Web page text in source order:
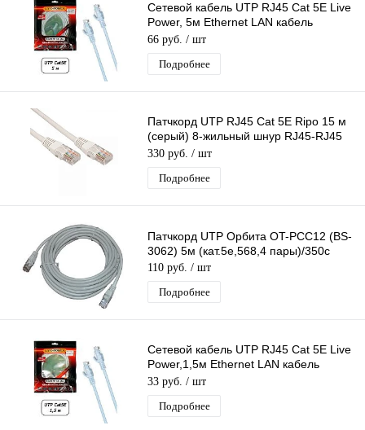
Сетевой кабель UTP RJ45 Cat 5E Live
Power, 5м Ethernet LAN кабель
патчкорд 8-жильный шнур RJ45-RJ45
66 руб. / шт
Подробнее
Патчкорд UTP RJ45 Cat 5E Ripo 15 м
(серый) 8-жильный шнур RJ45-RJ45
для соединения сетевых устройств
330 руб. / шт
Подробнее
Патчкорд UTP Орбита OT-PCC12 (BS-
3062) 5м (кат.5e,568,4 пары)/350с
110 руб. / шт
Подробнее
Сетевой кабель UTP RJ45 Cat 5E Live
Power,1,5м Ethernet LAN кабель
патчкорд 8-жильный шнур RJ45-RJ45
33 руб. / шт
Подробнее